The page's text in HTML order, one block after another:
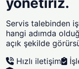
Servis talebinden
hangi adımda
açık şekilde
Hızlı iletişim